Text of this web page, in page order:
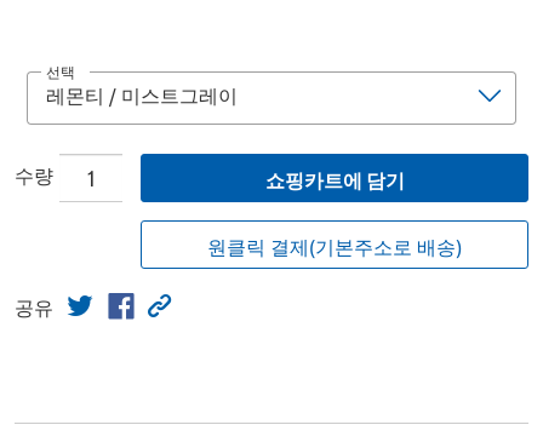
선택
수량 쇼핑카트에 담기
원클릭 결제(기본주소로 배송)
공유